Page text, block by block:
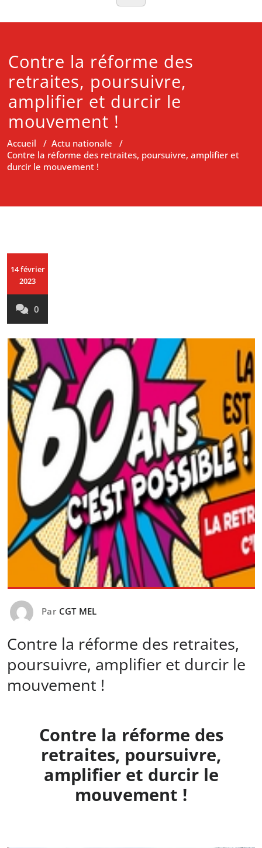
Contre la réforme des
retraites, poursuivre,
amplifier et durcir le
mouvement !
Accueil / Actu nationale /
Contre la réforme des retraites, poursuivre, amplifier et
durcir le mouvement !
14 février
2023
0
Par CGT MEL
Contre la réforme des retraites,
poursuivre, amplifier et durcir le
mouvement !
Contre la réforme des
retraites, poursuivre,
amplifier et durcir le
mouvement !